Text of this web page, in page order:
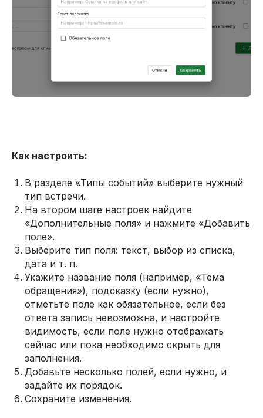
Как настроить:
В разделе «Типы событий» выберите нужный
тип встречи.
На втором шаге настроек найдите
«Дополнительные поля» и нажмите «Добавить
поле».
Выберите тип поля: текст, выбор из списка,
дата и т. п.
Укажите название поля (например, «Тема
обращения»), подсказку (если нужно),
отметьте поле как обязательное, если без
ответа запись невозможна, и настройте
видимость, если поле нужно отображать
сейчас или пока необходимо скрыть для
заполнения.
Добавьте несколько полей, если нужно, и
задайте их порядок.
Сохраните изменения.